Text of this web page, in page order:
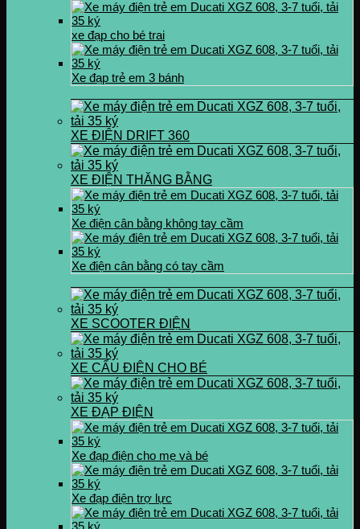
xe đạp cho bé trai
Xe đạp trẻ em 3 bánh
XE ĐIỆN DRIFT 360
XE ĐIỆN THĂNG BẰNG
Xe điện cân bằng không tay cầm
Xe điện cân bằng có tay cầm
XE SCOOTER ĐIỆN
XE CẨU ĐIỆN CHO BÉ
XE ĐẠP ĐIỆN
Xe đạp điện cho mẹ và bé
Xe đạp điện trợ lực